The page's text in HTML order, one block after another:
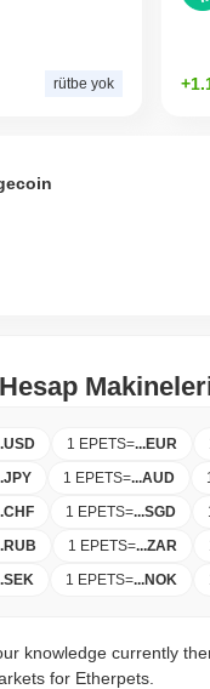
rütbe yok
USD 1 EPETS=...EUR
JPY 1 EPETS=...AUD
CHF 1 EPETS=...SGD
RUB 1 EPETS=...ZAR
SEK 1 EPETS=...NOK
knowledge currently
for Etherpets.